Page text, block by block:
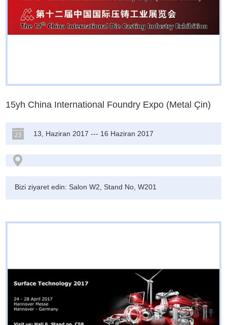
15yh China International Foundry Expo (Metal Çin)
13, Haziran 2017 --- 16 Haziran 2017
Bizi ziyaret edin: Salon W2, Stand No, W201